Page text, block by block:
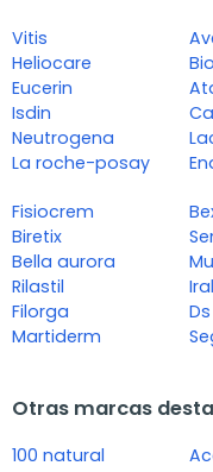
Vitis
Heliocare
Eucerin
Isdin
Neutrogena
La roche-posay
Fisiocrem
Biretix
Bella aurora
Rilastil
Filorga
Martiderm
Otras marcas
100 natural